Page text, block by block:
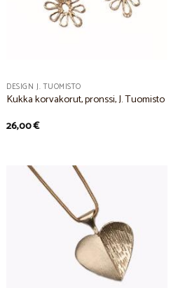
DESIGN J. TUOMISTO
Kukka korvakorut, pronssi, J. Tuomisto
26,00€
Wishlist